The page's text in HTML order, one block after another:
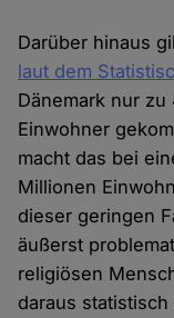
Darüber hinaus
laut dem
Dänemark nur
Einwohner
macht das bei
Millionen
dieser geringen
äußerst
religiösen
daraus